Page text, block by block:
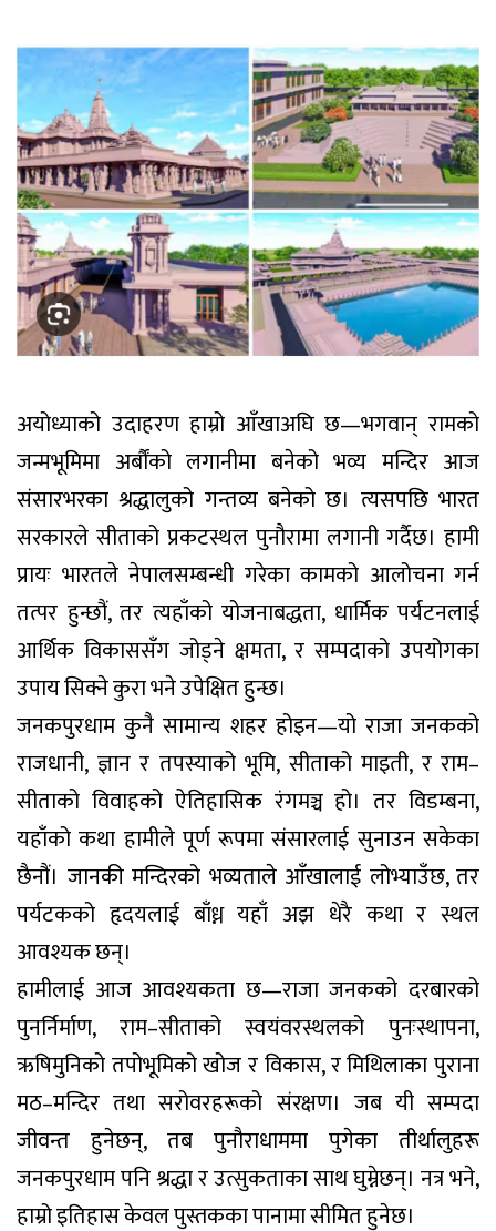
अयोध्याको उदाहरण हाम्रो आँखाअघि छ—भगवान् रामको
जन्मभूमिमा अर्बौंको लगानीमा बनेको भव्य मन्दिर आज
संसारभरका श्रद्धालुको गन्तव्य बनेको छ। त्यसपछि भारत
सरकारले सीताको प्रकटस्थल पुनौरामा लगानी गर्दैछ। हामी
प्रायः भारतले नेपालसम्बन्धी गरेका कामको आलोचना गर्न
तत्पर हुन्छौं, तर त्यहाँको योजनाबद्धता, धार्मिक पर्यटनलाई
आर्थिक विकाससँग जोड्ने क्षमता, र सम्पदाको उपयोगका
उपाय सिक्ने कुरा भने उपेक्षित हुन्छ।
जनकपुरधाम कुनै सामान्य शहर होइन—यो राजा जनकको
राजधानी, ज्ञान र तपस्याको भूमि, सीताको माइती, र राम–
सीताको विवाहको ऐतिहासिक रंगमञ्च हो। तर विडम्बना,
यहाँको कथा हामीले पूर्ण रूपमा संसारलाई सुनाउन सकेका
छैनौं। जानकी मन्दिरको भव्यताले आँखालाई लोभ्याउँछ, तर
पर्यटकको हृदयलाई बाँध्न यहाँ अझ धेरै कथा र स्थल
आवश्यक छन्।
हामीलाई आज आवश्यकता छ—राजा जनकको दरबारको
पुनर्निर्माण, राम–सीताको स्वयंवरस्थलको पुनःस्थापना,
ऋषिमुनिको तपोभूमिको खोज र विकास, र मिथिलाका पुराना
मठ–मन्दिर तथा सरोवरहरूको संरक्षण। जब यी सम्पदा
जीवन्त हुनेछन्, तब पुनौराधाममा पुगेका तीर्थालुहरू
जनकपुरधाम पनि श्रद्धा र उत्सुकताका साथ घुम्नेछन्। नत्र भने,
हाम्रो इतिहास केवल पुस्तकका पानामा सीमित हुनेछ।